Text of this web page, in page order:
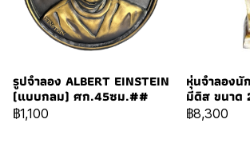
รูปจำลอง ALBERT EINSTEIN
(แบบกลม) ศก.45ซม.##
฿1,100
หุ่นจำลอง
มีดิส ขนาด
฿8,300